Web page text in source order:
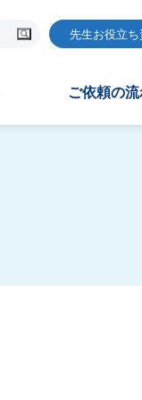
先生お役立ち
ご依頼の